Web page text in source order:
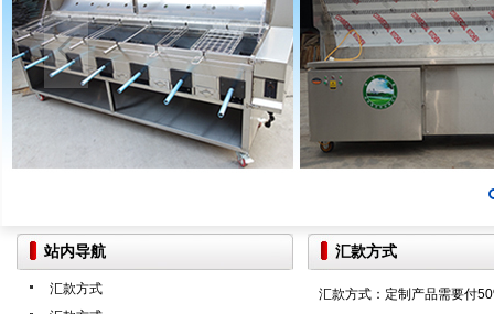
汇款方式
汇款方式：定制产品需要付
站内导航
汇款方式